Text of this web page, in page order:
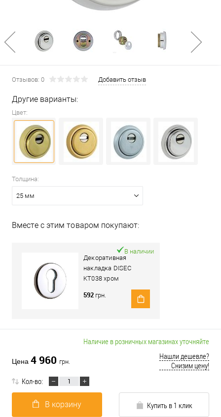
Отзывов: 0 Добавить отзыв
Другие варианты:
Цвет:
Толщина:
25 мм
Вместе с этим товаром покупают:
Декоративная
накладка DISEC
KT038 хром
В наличии
592 грн.
Наличие в розничных магазинах уточняйте
Цена 4 960 грн.
Нашли дешевле?
Снизим цену!
Кол-во:
В корзину Купить в 1 клик